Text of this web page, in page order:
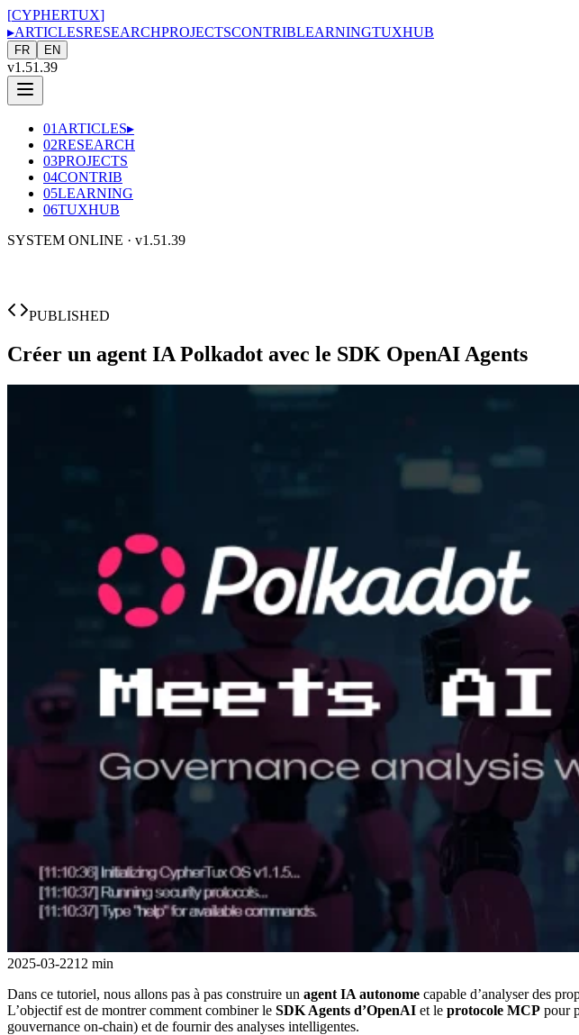
[CYPHERTUX]
▸ARTICLESRESEARCHPROJECTSCONTRIBLEARNINGTUXHUB
FR EN
v1.51.39
01 ARTICLES▸
02RESEARCH
03PROJECTS
04CONTRIB
05LEARNING
06TUXHUB
SYSTEM ONLINE · v1.51.39
PUBLISHED
Créer un agent IA Polkadot avec le SDK OpenAI Agents
2025-03-2212 min
Dans ce tutoriel, nous allons pas à pas construire un agent IA autonome capable d’analyser des
L’objectif est de montrer comment combiner le SDK Agents d’OpenAI et le protocole MCP pour
gouvernance on-chain) et de fournir des analyses intelligentes.